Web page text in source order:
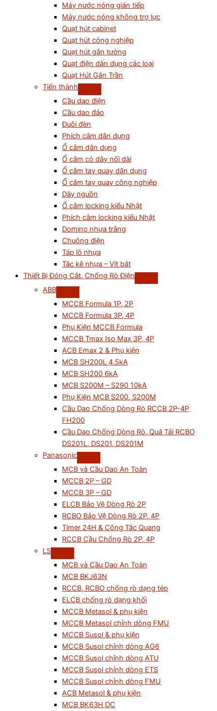
Máy nước nóng gián tiếp
Máy nước nóng không trợ lực
Quạt hút cabinet
Quạt hút công nghiệp
Quạt hút gắn tường
Quạt điện dân dụng các loại
Quạt Hút Gắn Trần
Tiến thành
Cầu dao điện
Cầu dao đảo
Đuôi đèn
Phích cắm dân dụng
Ổ cắm dân dụng
Ổ cắm có dây nối dài
Ổ cắm tay quay dân dụng
Ổ cắm tay quay công nghiệp
Dây nguồn
Ổ cắm locking kiểu Nhật
Phích cắm locking kiểu Nhật
Domino nhựa trắng
Chuông điện
Táp lô nhựa
Tắc kê nhựa – Vít bắt
Thiết Bị Đóng Cắt, Chống Rò Điện
ABB
MCCB Formula 1P, 2P
MCCB Formula 3P, 4P
Phụ Kiện MCCB Formula
MCCB Tmax Iso Max 3P, 4P
ACB Emax 2 & Phụ kiện
MCB SH200L 4.5kA
MCB SH200 6kA
MCB S200M – S290 10kA
Phụ Kiện MCB S200, S200M
Cầu Dao Chống Dòng Rò RCCB 2P-4P
FH200
Cầu Dao Chống Dòng Rò, Quá Tải RCBO
DS201L, DS201, DS201M
Panasonic
MCB và Cầu Dao An Toàn
MCCB 2P – GD
MCCB 3P – GD
ELCB Bảo Vệ Dòng Rò 2P
RCBO Bảo Vệ Dòng Rò 2P, 4P
Timer 24H & Công Tắc Quang
RCCB Cầu Chống Rò 2P, 4P
LS
MCB và Cầu Dao An Toàn
MCB BKJ63N
RCCB, RCBO chống rò dạng tép
ELCB chống rò dạng khối
MCCB Metasol & phụ kiện
MCCB Metasol chỉnh dòng FMU
MCCB Susol & phụ kiện
MCCB Susol chỉnh dòng AG6
MCCB Susol chỉnh dòng ATU
MCCB Susol chỉnh dòng ETS
MCCB Susol chỉnh dòng FMU
ACB Metasol & phụ kiện
MCB BK63H DC